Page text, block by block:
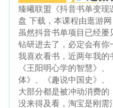
臻曦联盟《抖音书单变现
盘 下载，本课程由逛游网
虽然抖音书单项目已经
钻研进去了，必定会有你
我喜欢看书，近两年我的
《王阳明心学的智慧》
体》、《趣说中国史》、
大部分都是被冲动消费
没来得及看，淘宝是刚需